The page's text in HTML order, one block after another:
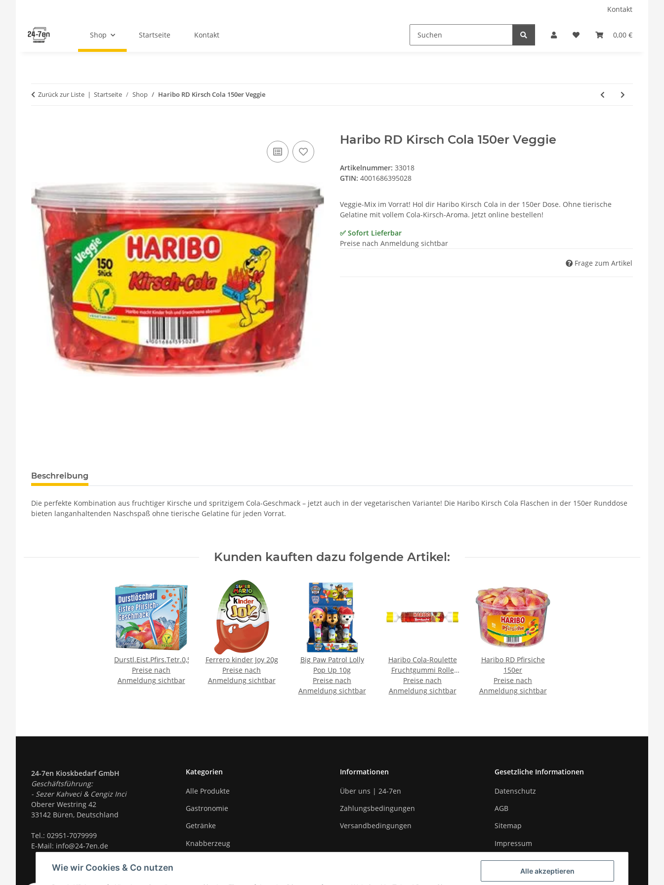
Alle akzeptieren
Wie wir Cookies & Co nutzen
Kontakt
0,00 €
Shop Startseite Kontakt
Zurück zur Liste Startseite Shop Haribo RD Kirsch Cola 150er Veggie
Haribo RD Kirsch Cola 150er Veggie
Artikelnummer: 33018
GTIN: 4001686395028
Veggie-Mix im Vorrat! Hol dir Haribo Kirsch Cola in der 150er Dose. Ohne tierische
Gelatine mit vollem Cola-Kirsch-Aroma. Jetzt online bestellen!
✅ Sofort Lieferbar
Preise nach Anmeldung sichtbar
Frage zum Artikel
Beschreibung
Die perfekte Kombination aus fruchtiger Kirsche und spritzigem Cola-Geschmack – jetzt auch in der vegetarischen Variante! Die Haribo Kirsch Cola Flaschen in der 150er Runddose
bieten langanhaltenden Naschspaß ohne tierische Gelatine für jeden Vorrat.
Kunden kauften dazu folgende Artikel:
Durstl.Eist.Pfirs.Tetr.0,5
Preise nach
Anmeldung sichtbar
Ferrero kinder Joy 20g
Preise nach
Anmeldung sichtbar
Big Paw Patrol Lolly
Pop Up 10g
Preise nach
Anmeldung sichtbar
Haribo Cola-Roulette
Fruchtgummi Rolle
25g
Preise nach
Anmeldung sichtbar
Haribo RD Pfirsiche
150er
Preise nach
Anmeldung sichtbar
24-7en Kioskbedarf GmbH
Geschäftsführung:
- Sezer Kahveci & Cengiz Inci
Oberer Westring 42
33142 Büren, Deutschland
Tel.: 02951-7079999
E-Mail: info@24-7en.de
Kategorien
Alle Produkte
Gastronomie
Getränke
Knabberzeug
Informationen
Über uns | 24-7en
Zahlungsbedingungen
Versandbedingungen
Gesetzliche Informationen
Datenschutz
AGB
Sitemap
Impressum
Widerrufsrecht